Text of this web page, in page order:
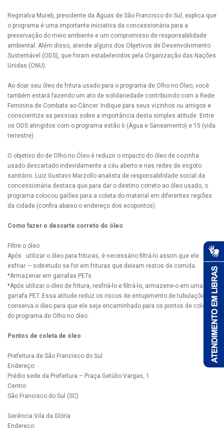
Reginalva Mureb, presidente da Águas de São Francisco do Sul, explica que
o programa é uma importante iniciativa da concessionária para a
preservação do meio ambiente e um compromisso de responsabilidade
ambiental. Além disso, atende alguns dos Objetivos de Desenvolvimento
Sustentável (ODS), que foram estabelecidos pela Organização das Nações
Unidas (ONU).
Ao doar seu óleo de fritura usado para o programa de Olho no Óleo, você
também estará fazendo um ato de solidariedade contribuindo com a Rede
Feminina de Combate ao Câncer. Indique para seus vizinhos ou amigos e
conscientize as pessoas sobre a importância desta simples atitude. Entre
os ODS atingidos com o programa estão 6 (Água e Saneamento) e 15 (vida
terrestre).
O objetivo do de Olho no Óleo é reduzir o impacto do óleo de cozinha
usado descartado indevidamente a céu aberto e nas redes de esgoto
sanitário. Luiz Gustavo Marzollo analista de responsabilidade social da
concessionária destaca que para dar o destino correto ao óleo usado, o
programa colocou galões para a coleta do material em diferentes regiões
da cidade (confira abaixo o endereço dos ecopontos).
Como fazer o descarte correto do óleo
Filtre o óleo
Após utilizar o óleo para frituras, é necessário filtrá-lo assim que ele
esfriar — sobretudo se for em frituras que deixam restos de comida.
*Armazenar em garrafas PETs
*Após utilizar o óleo de fritura, resfriá-lo e filtrá-lo, armazene-o em uma
garrafa PET. Essa atitude reduz os riscos de entupimento de tubulações e
conserva o óleo para que ele seja encaminhado para os pontos de coletas
do programa de Olho no óleo.
Pontos de coleta de óleo
Prefeitura de São Francisco do Sul
Endereço:
Prédio sede da Prefeitura – Praça Getúlio Vargas, 1
Centro
São Francisco do Sul (SC)
Gerência Vila da Glória
Endereço: